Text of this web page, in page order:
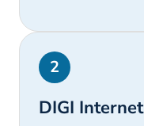
2
DIGI Internet